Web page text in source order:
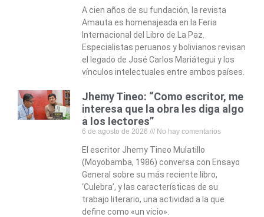
A cien años de su fundación, la revista
Amauta es homenajeada en la Feria
Internacional del Libro de La Paz.
Especialistas peruanos y bolivianos revisan
el legado de José Carlos Mariátegui y los
vínculos intelectuales entre ambos países.
Jhemy Tineo: “Como escritor, me
interesa que la obra les diga algo
a los lectores”
6 de agosto de 2026 No hay comentarios
El escritor Jhemy Tineo Mulatillo
(Moyobamba, 1986) conversa con Ensayo
General sobre su más reciente libro,
‘Culebra’, y las características de su
trabajo literario, una actividad a la que
define como «un vicio».